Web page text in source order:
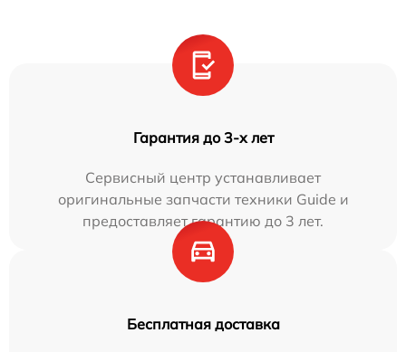
Гарантия до 3-х лет
Сервисный центр устанавливает
оригинальные запчасти техники Guide и
предоставляет гарантию до 3 лет.
Бесплатная доставка